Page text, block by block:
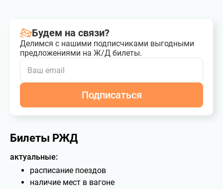
Будем на связи?
Делимся с нашими подписчиками выгодными
предложениями на Ж/Д билеты.
Подписаться
Билеты РЖД
актуальные:
расписание поездов
наличие мест в вагоне